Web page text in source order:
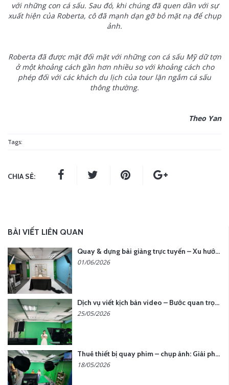
với những con cá sấu. Sau đó, khi chúng đã quen dần với sự
xuất hiện của Roberta, cô đã mạnh dạn gỡ bỏ mặt nạ để chụp
ảnh.
Roberta đã được mặt đối mặt với những con cá sấu Mỹ dữ tợn
ở một khoảng cách gần hơn nhiều so với khoảng cách cho
phép đối với các khách du lịch của tour lặn ngắm cá sấu
thông thường.
Theo Yan
Tags:
CHIA SẺ:
BÀI VIẾT LIÊN QUAN
Quay & dựng bài giảng trực tuyến – Xu hướng đào tạo thời đại số
01/06/2026
Dịch vụ viết kịch bản video – Bước quan trọng quyết định thành công nội dung
25/05/2026
Thuê thiết bị quay phim – chụp ảnh: Giải pháp tối ưu chi phí cho doanh nghiệp
18/05/2026